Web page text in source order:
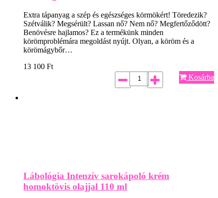
Extra tápanyag a szép és egészséges körmökért! Töredezik?
Szétválik? Megsérült? Lassan nő? Nem nő? Megfertőződött?
Benövésre hajlamos? Ez a termékünk minden
körömproblémára megoldást nyújt. Olyan, a köröm és a
körömágybőr…
13 100 Ft
Kosárba
Lábológia Intenzív sarokápoló krém
homoktövis olajjal 110 ml